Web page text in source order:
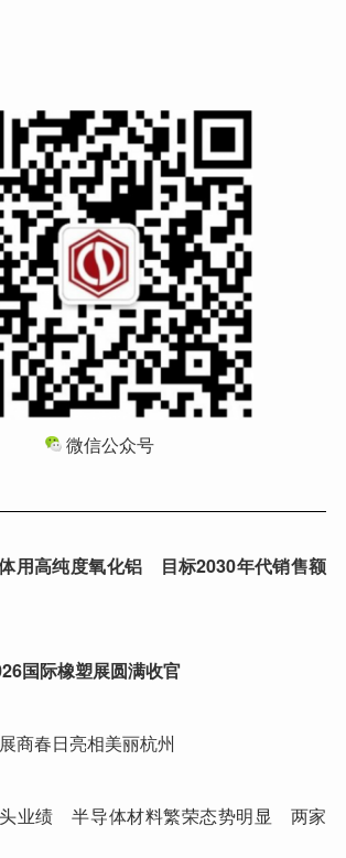
微信公众号
用高纯度氧化铝 目标2030年代销售额
国际橡塑展圆满收官
商春日亮相美丽杭州
头业绩 半导体材料繁荣态势明显 两家